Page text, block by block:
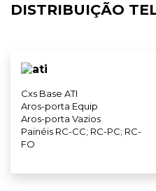
DISTRIBUIÇÃO
Cxs Base ATI
Aros-porta Equip
Aros-porta Vazios
Painéis RC-CC; RC-PC; RC-
FO